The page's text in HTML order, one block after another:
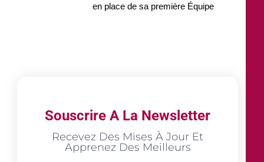
en place de sa première Équipe
Souscrire A La Newsletter
Recevez Des Mises À Jour Et
Apprenez Des Meilleurs